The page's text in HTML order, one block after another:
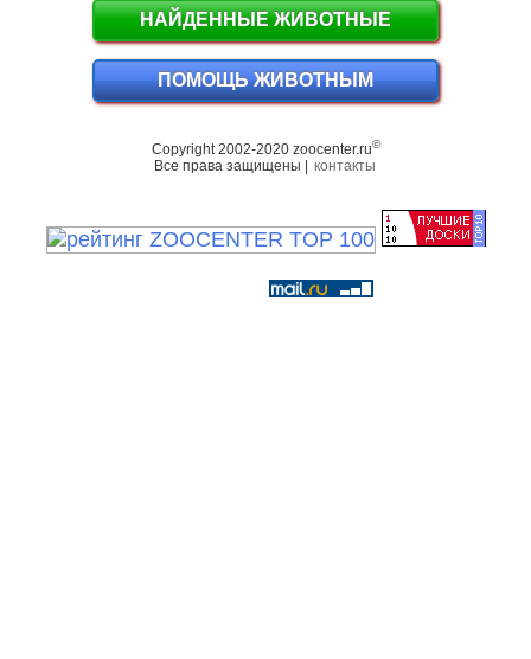
НАЙДЕННЫЕ ЖИВОТНЫЕ
ПОМОЩЬ ЖИВОТНЫМ
Copyright 2002-2020 zoocenter.ru©
Все права защищены | контакты